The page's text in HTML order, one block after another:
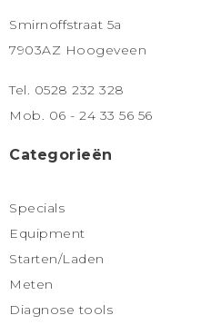
Smirnoffstraat 5a
7903AZ Hoogeveen
Tel. 0528 232 328
Mob. 06 - 24 33 56 56
Categorieën
Specials
Equipment
Starten/Laden
Meten
Diagnose tools